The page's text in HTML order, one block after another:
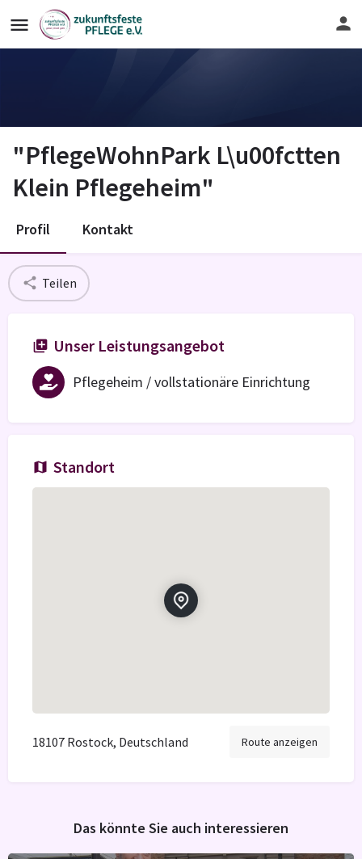
"PflegeWohnPark L\u00fctten
Klein Pflegeheim"
Profil Kontakt
Teilen
Unser Leistungsangebot
Pflegeheim / vollstationäre Einrichtung
Standort
18107 Rostock, Deutschland Route anzeigen
Das könnte Sie auch interessieren